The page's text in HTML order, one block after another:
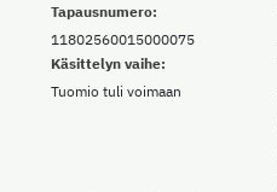
Tapausnumero:
11802560015000075
Käsittelyn vaihe:
Tuomio tuli voimaan